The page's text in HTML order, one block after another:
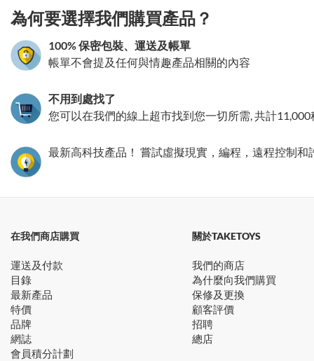
為何要選擇我們購買產品？
100% 保密包裝、運送及帳單
帳單不會提及任何與情趣產品相關的內容
不用到處找了
您可以在我們的線上超市找到您一切所需, 共計11,000
最新高科技產品！ 嘗試虛擬現實，編程，遠程控制
在我們商店購買
運送及付款
目錄
最新產品
特價
品牌
網誌
會員積分計劃
關於TAKETOYS
我們的商店
為什麼向我們購買
保修及更換
顧客評價
招聘
總店